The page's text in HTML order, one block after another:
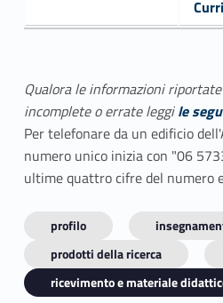
Qualora le informazioni
incomplete o errate leggile
Per telefonare da un edificio
numero unico inizia con "06
ultime quattro cifre del numero
profilo
prodotti della ricerca
ricevimento e materiale